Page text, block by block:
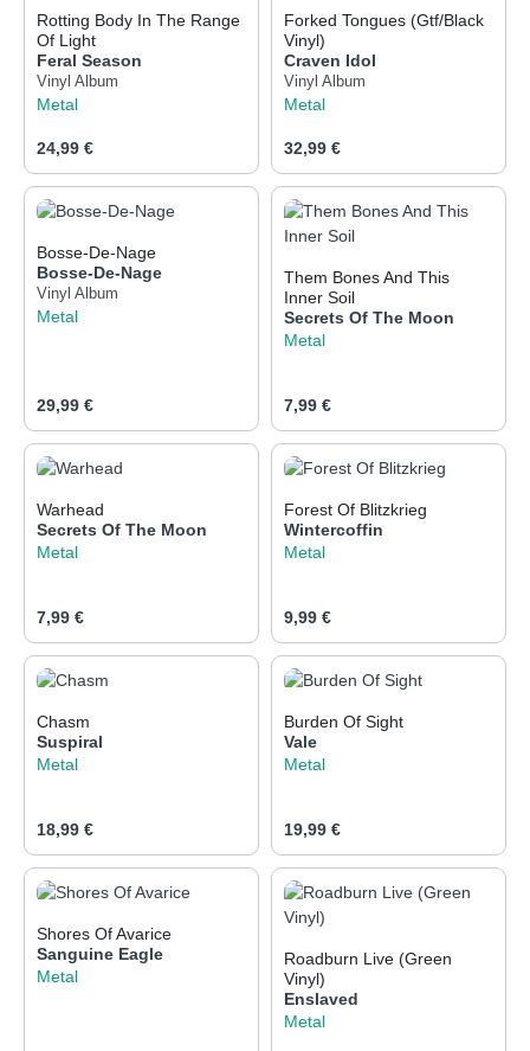
Rotting Body In The Range
Of Light
Feral Season
Vinyl Album
Metal
Regulärer Preis:
24,99 €
Forked Tongues (Gtf/Black
Vinyl)
Craven Idol
Vinyl Album
Metal
Regulärer Preis:
32,99 €
Bosse-De-Nage
Bosse-De-Nage
Vinyl Album
Metal
Regulärer Preis:
29,99 €
Them Bones And This
Inner Soil
Secrets Of The Moon
Metal
Regulärer Preis:
7,99 €
Warhead
Secrets Of The Moon
Metal
Regulärer Preis:
7,99 €
Forest Of Blitzkrieg
Wintercoffin
Metal
Regulärer Preis:
9,99 €
Chasm
Suspiral
Metal
Regulärer Preis:
18,99 €
Burden Of Sight
Vale
Metal
Regulärer Preis:
19,99 €
Shores Of Avarice
Sanguine Eagle
Metal
Roadburn Live (Green
Vinyl)
Enslaved
Metal